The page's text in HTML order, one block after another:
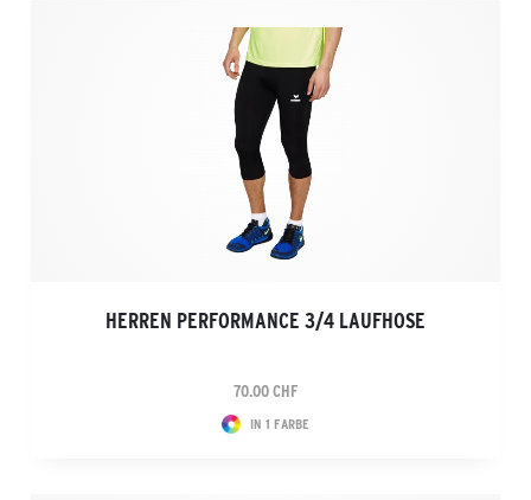
HERREN PERFORMANCE 3/4 LAUFHOSE
70.00 CHF
IN 1 FARBE